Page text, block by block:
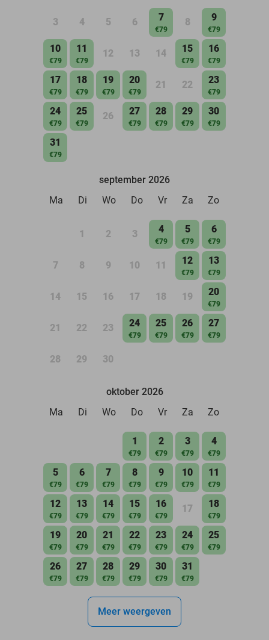
3 4 5 6 7
€79
8 9
€79
10
€79
11
€79
12 13 14 15
€79
16
€79
17
€79
18
€79
19
€79
20
€79
21 22 23
€79
24
€79
25
€79
26 27
€79
28
€79
29
€79
30
€79
31
€79
september 2026
Ma
Di Wo Do Vr Za Zo
1 2 3 4
€79
5
€79
6
€79
7 8 9 10 11 12
€79
13
€79
14 15 16 17 18 19 20
€79
21 22 23 24
€79
25
€79
26
€79
27
€79
28 29 30
oktober 2026
Ma
Di Wo Do Vr Za Zo
1
€79
2
€79
3
€79
4
€79
5
€79
6
€79
7
€79
8
€79
9
€79
10
€79
11
€79
12
€79
13
€79
14
€79
15
€79
16
€79
17 18
€79
19
€79
20
€79
21
€79
22
€79
23
€79
24
€79
25
€79
26
€79
27
€79
28
€79
29
€79
30
€79
31
€79
Meer weergeven